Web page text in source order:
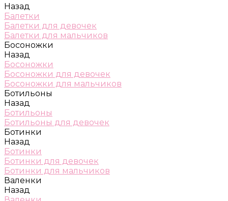
Назад
Балетки
Балетки для девочек
Балетки для мальчиков
Босоножки
Назад
Босоножки
Босоножки для девочек
Босоножки для мальчиков
Ботильоны
Назад
Ботильоны
Ботильоны для девочек
Ботинки
Назад
Ботинки
Ботинки для девочек
Ботинки для мальчиков
Валенки
Назад